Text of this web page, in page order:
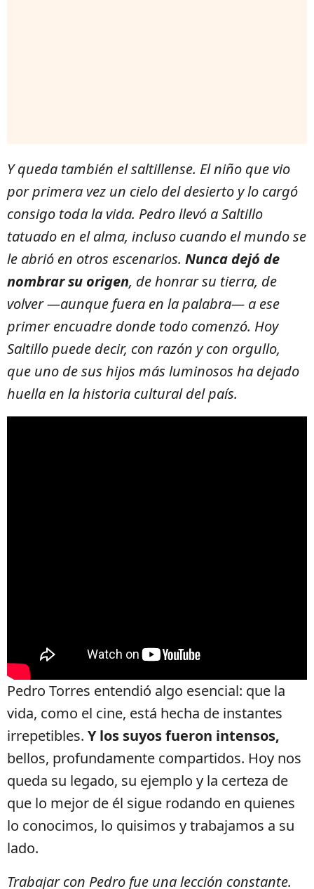
Y queda también el saltillense. El niño que vio
por primera vez un cielo del desierto y lo cargó
consigo toda la vida. Pedro llevó a Saltillo
tatuado en el alma, incluso cuando el mundo se
le abrió en otros escenarios. Nunca dejó de
nombrar su origen, de honrar su tierra, de
volver —aunque fuera en la palabra— a ese
primer encuadre donde todo comenzó. Hoy
Saltillo puede decir, con razón y con orgullo,
que uno de sus hijos más luminosos ha dejado
huella en la historia cultural del país.
Pedro Torres entendió algo esencial: que la
vida, como el cine, está hecha de instantes
irrepetibles. Y los suyos fueron intensos,
bellos, profundamente compartidos. Hoy nos
queda su legado, su ejemplo y la certeza de
que lo mejor de él sigue rodando en quienes
lo conocimos, lo quisimos y trabajamos a su
lado.
Trabajar con Pedro fue una lección constante.